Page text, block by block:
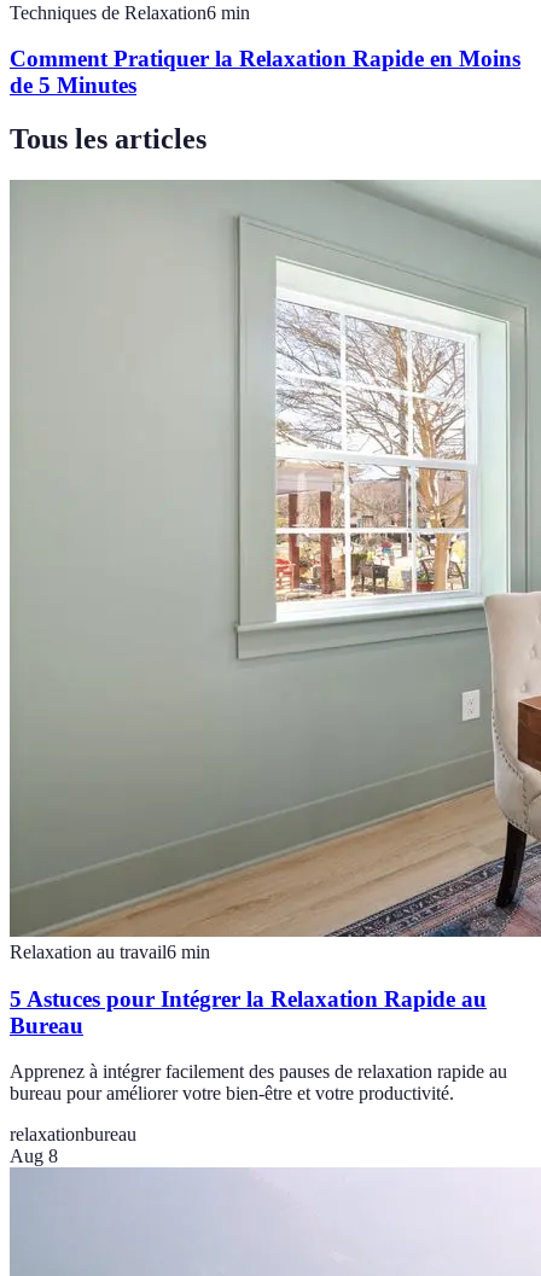
Techniques de Relaxation6 min
Comment Pratiquer la Relaxation Rapide en Moins
de 5 Minutes
Tous les articles
Relaxation au travail6 min
5 Astuces pour Intégrer la Relaxation Rapide au
Bureau
Apprenez à intégrer facilement des pauses de relaxation rapide au
bureau pour améliorer votre bien-être et votre productivité.
relaxationbureau
Aug 8